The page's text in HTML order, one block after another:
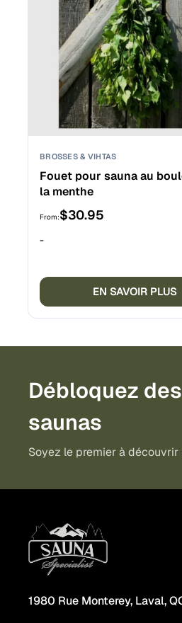
BROSSES & VIHTAS
Fouet pour sauna au
la menthe
From:$30.95
-
EN SAVOIR PLUS
Débloquez
saunas
Soyez le premier à
1980 Rue Monterey, Laval,